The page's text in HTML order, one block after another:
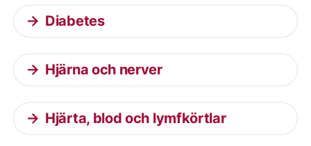
Diabetes
Hjärna och nerver
Hjärta, blod och lymfkörtlar